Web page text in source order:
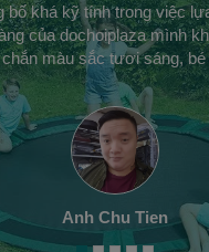
bố khá kỹ tính trong việc
của dochoiplaza mình
màu sắc tươi sáng,
Anh Chu Tien